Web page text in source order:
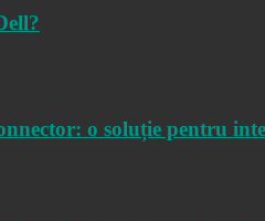
o soluție pentru